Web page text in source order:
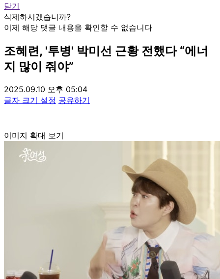
닫기
삭제하시겠습니까?
이제 해당 댓글 내용을 확인할 수 없습니다
조혜련, '투병' 박미선 근황 전했다 “에너
지 많이 줘야”
2025.09.10 오후 05:04
글자 크기 설정 공유하기
이미지 확대 보기